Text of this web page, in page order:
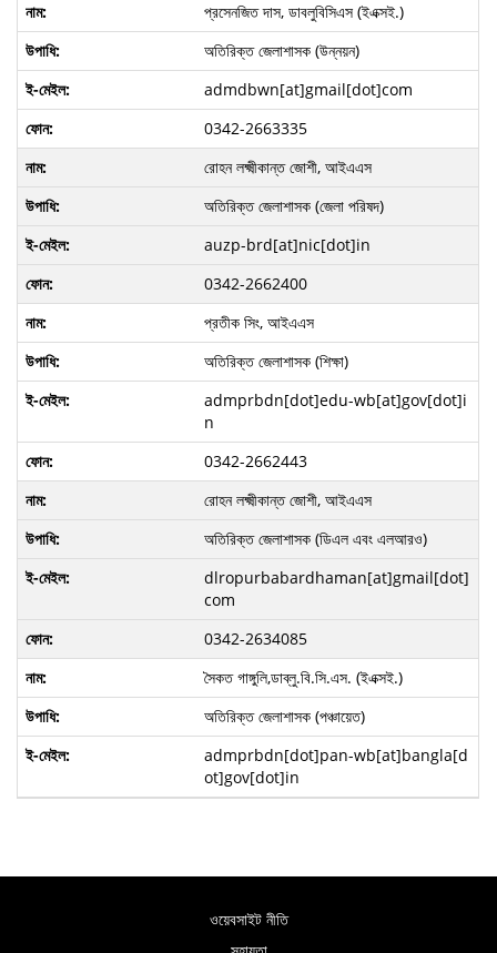
প্রসেনজিত দাস, ডাবলুবিসিএস (ইএক্সই.)
অতিরিক্ত জেলাশাসক (উন্নয়ন)
admdbwn[at]gmail[dot]com
0342-2663335
রোহন লক্ষ্মীকান্ত জোশী, আইএএস
অতিরিক্ত জেলাশাসক (জেলা পরিষদ)
auzp-brd[at]nic[dot]in
0342-2662400
প্রতীক সিং, আইএএস
অতিরিক্ত জেলাশাসক (শিক্ষা)
admprbdn[dot]edu-wb[at]gov[dot]i
n
0342-2662443
রোহন লক্ষ্মীকান্ত জোশী, আইএএস
অতিরিক্ত জেলাশাসক (ডিএল এবং এলআরও)
dlropurbabardhaman[at]gmail[dot]
com
0342-2634085
সৈকত গাঙ্গুলি,ডাব্লু.বি.সি.এস. (ইএক্সই.)
অতিরিক্ত জেলাশাসক (পঞ্চায়েত)
admprbdn[dot]pan-wb[at]bangla[d
ot]gov[dot]in
ওয়েবসাইট নীতি